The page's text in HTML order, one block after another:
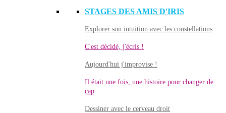
STAGES DES AMIS D'IRIS
Explorer son intuition avec les constellations
C'est décidé, j'écris !
Aujourd'hui j'improvise !
Il était une fois, une histoire pour changer de
cap
Dessiner avec le cerveau droit